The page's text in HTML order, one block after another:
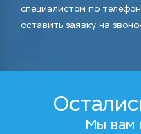
специалистом по
оставить заявку на
Мы вам